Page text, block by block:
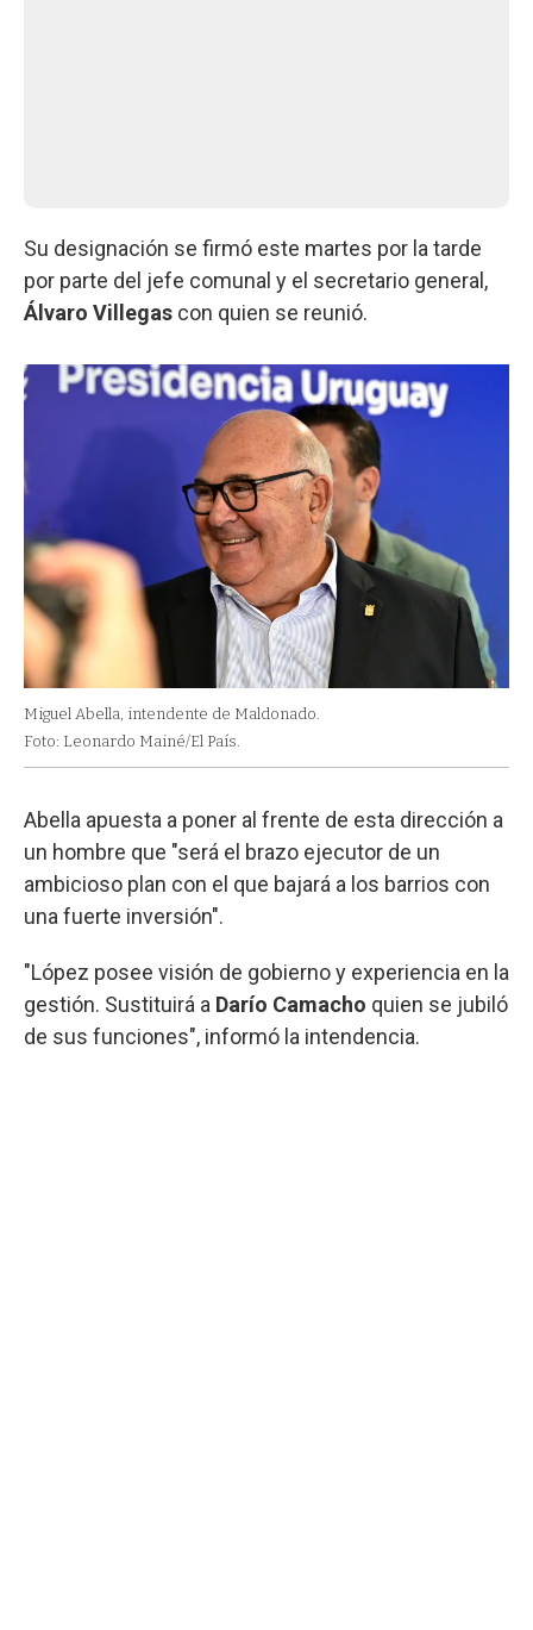
Su designación se firmó este martes por la tarde
por parte del jefe comunal y el secretario general,
Álvaro Villegas con quien se reunió.
Miguel Abella, intendente de Maldonado.
Foto: Leonardo Mainé/El País.
Abella apuesta a poner al frente de esta dirección a
un hombre que "será el brazo ejecutor de un
ambicioso plan con el que bajará a los barrios con
una fuerte inversión".
"López posee visión de gobierno y experiencia en la
gestión. Sustituirá a Darío Camacho quien se jubiló
de sus funciones", informó la intendencia.